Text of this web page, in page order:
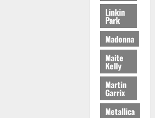
Linkin
Park
Madonna
Maite
Kelly
Martin
Garrix
Metallica